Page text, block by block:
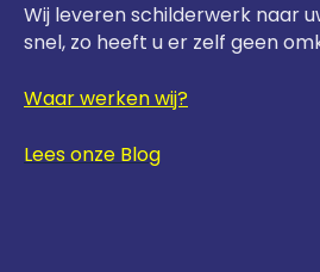
Wij leveren schilderwerk naar
snel, zo heeft u er zelf geen
Waar werken wij?
Lees onze Blog